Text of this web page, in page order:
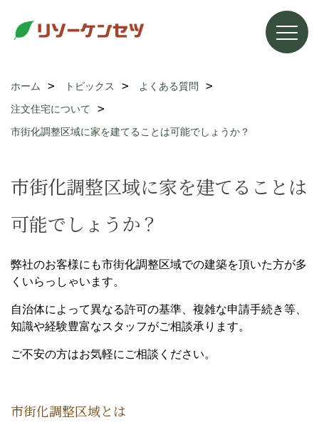
ホーム トピックス
よくある質問
注文住宅について
市街化調整区域に家を建てることは可能でしょうか？
市街化調整区域に家を建てることは
可能でしょうか？
弊社のお客様にも市街化調整区域での建築を頂いた方が多
くいらっしゃいます。
自治体によって異なる許可の基準、複雑な申請手続き等、
知識や経験豊富なスタッフがご相談承ります。
ご不安の方はお気軽にご相談ください。
市街化調整区域とは